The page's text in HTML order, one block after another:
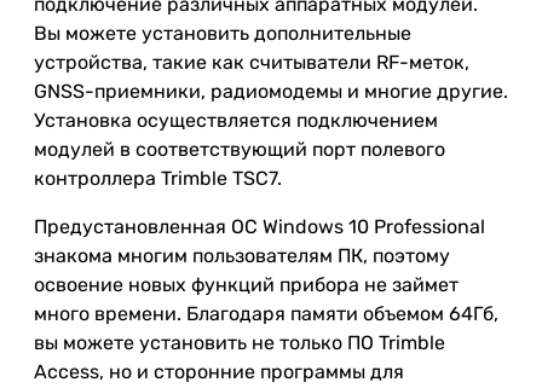
подключение различных аппаратных модулей.
Вы можете установить дополнительные
устройства, такие как считыватели RF-меток,
GNSS-приемники, радиомодемы и многие другие.
Установка осуществляется подключением
модулей в соответствующий порт полевого
контроллера Trimble TSC7.
Предустановленная ОС Windows 10 Professional
знакома многим пользователям ПК, поэтому
освоение новых функций прибора не займет
много времени. Благодаря памяти объемом 64Гб,
вы можете установить не только ПО Trimble
Access, но и сторонние программы для